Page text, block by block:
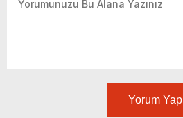
Yorum Yap